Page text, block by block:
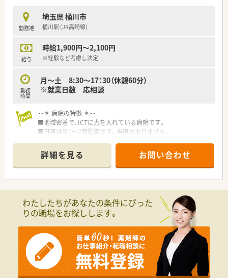
勤務地
埼玉県 桶川市
桶川駅 (JR高崎線)
給与
時給1,900円～2,100円
※経験など考慮し決定
勤務
時間
月～土 8:30～17：30（休憩60分）
※就業日数 応相談
・・＊ 病院の特徴 ＊・・
■地域密着で、ICTに力を入れている病院です。
■日直は年1～2回程度です。当直はありません。
詳細を見る お問い合わせ
わたしたちがあなたの条件にぴった
りの職場をお探しします。